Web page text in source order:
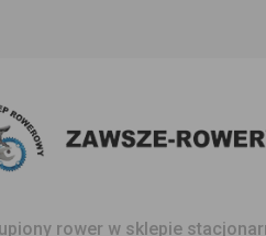
rower w sklepie